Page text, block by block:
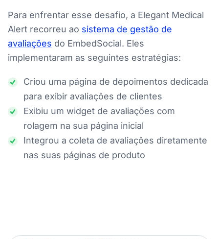
Para enfrentar esse desafio, a Elegant Medical
Alert recorreu ao sistema de gestão de
avaliações do EmbedSocial. Eles
implementaram as seguintes estratégias:
Criou uma página de depoimentos dedicada
para exibir avaliações de clientes
Exibiu um widget de avaliações com
rolagem na sua página inicial
Integrou a coleta de avaliações diretamente
nas suas páginas de produto